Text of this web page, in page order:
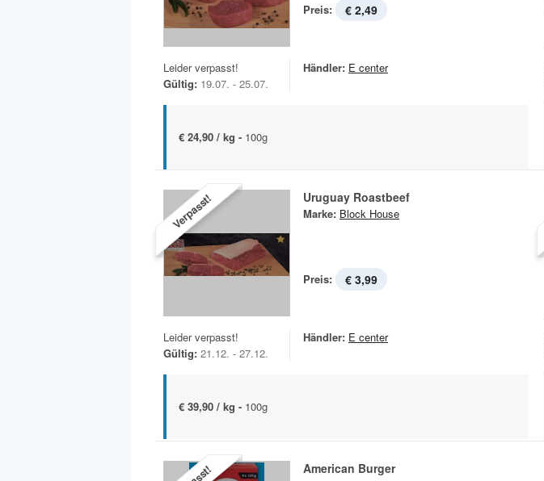
Preis: € 2,49
Leider verpasst!
Gültig: 19.07. - 25.07.
Händler: E center
€ 24,90 / kg - 100g
Verpasst! Uruguay Roastbeef
Marke: Block House
Preis: € 3,99
Leider verpasst!
Gültig: 21.12. - 27.12.
Händler: E center
€ 39,90 / kg - 100g
American Burger